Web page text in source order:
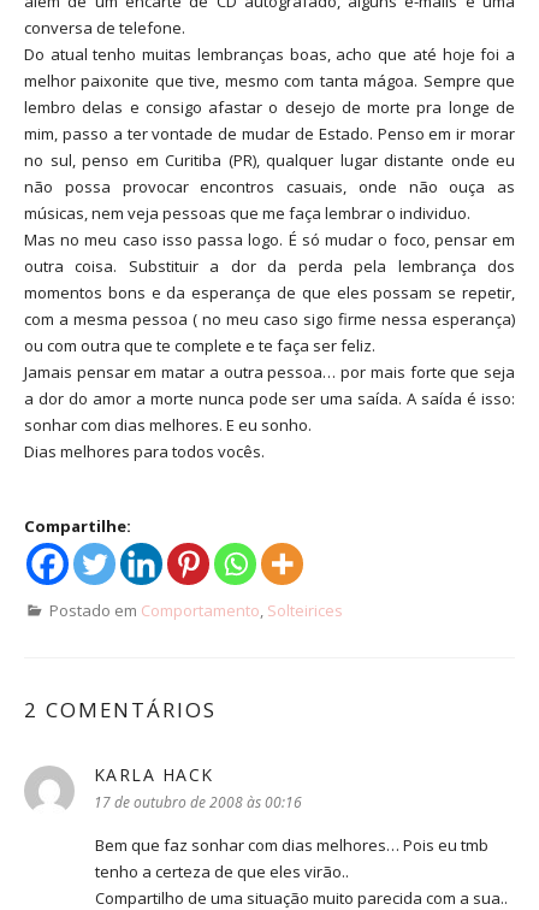
conversa de telefone.
Do atual tenho muitas lembranças boas, acho que até hoje foi a
melhor paixonite que tive, mesmo com tanta mágoa. Sempre que
lembro delas e consigo afastar o desejo de morte pra longe de
mim, passo a ter vontade de mudar de Estado. Penso em ir morar
no sul, penso em Curitiba (PR), qualquer lugar distante onde eu
não possa provocar encontros casuais, onde não ouça as
músicas, nem veja pessoas que me faça lembrar o individuo.
Mas no meu caso isso passa logo. É só mudar o foco, pensar em
outra coisa. Substituir a dor da perda pela lembrança dos
momentos bons e da esperança de que eles possam se repetir,
com a mesma pessoa ( no meu caso sigo firme nessa esperança)
ou com outra que te complete e te faça ser feliz.
Jamais pensar em matar a outra pessoa… por mais forte que seja
a dor do amor a morte nunca pode ser uma saída. A saída é isso:
sonhar com dias melhores. E eu sonho.
Dias melhores para todos vocês.
Compartilhe:
Postado em Comportamento, Solteirices
2 COMENTÁRIOS
KARLA HACK
17 de outubro de 2008 às 00:16
Bem que faz sonhar com dias melhores… Pois eu tmb
tenho a certeza de que eles virão..
Compartilho de uma situação muito parecida com a sua..